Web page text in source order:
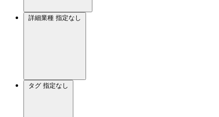
詳細業種 指定なし
タグ 指定なし